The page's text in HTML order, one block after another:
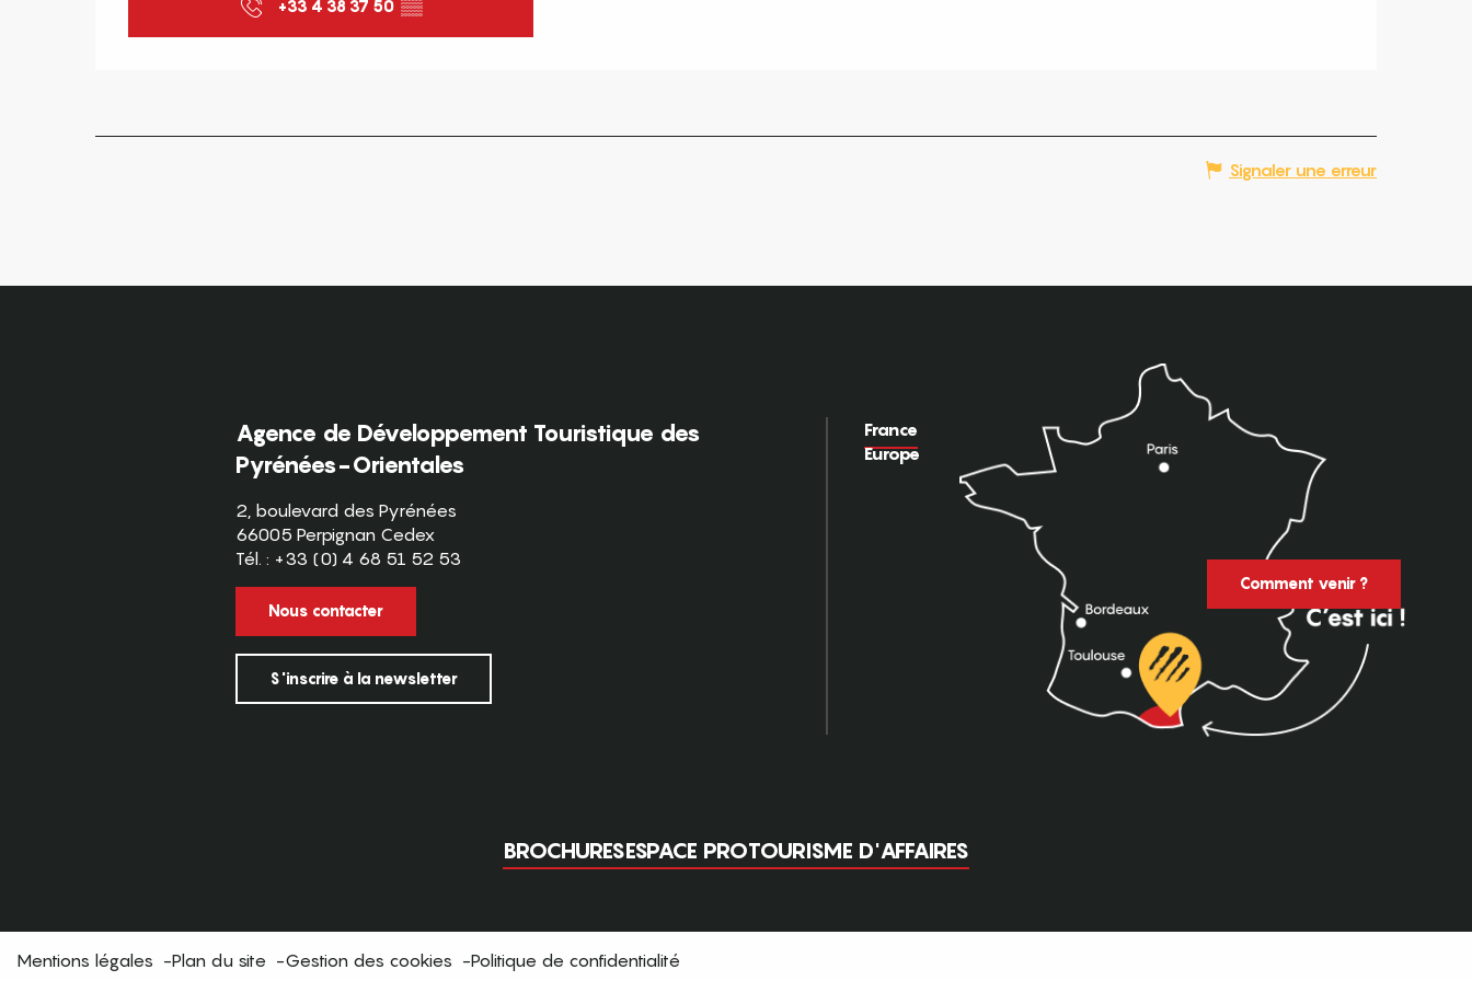
+33 4 38 37 50 ▒▒
Signaler une erreur
Agence de Développement Touristique des
Pyrénées-Orientales
2, boulevard des Pyrénées
66005 Perpignan Cedex
Tél. : +33 (0) 4 68 51 52 53
Nous contacter
S'inscrire à la newsletter
France
Europe
Comment venir ?
BROCHURESESPACE PROTOURISME D'AFFAIRES
Mentions légales Plan du site Gestion des cookies Politique de confidentialité